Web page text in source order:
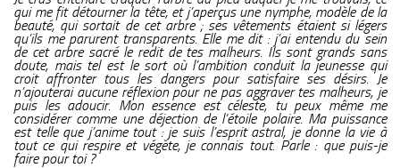
qui me fit détourner la tête, et j’aperçus une nymphe, modèle de la
beauté, qui sortait de cet arbre ; ses vêtements étaient si légers
qu’ils me parurent transparents. Elle me dit : j’ai entendu du sein
de cet arbre sacré le redit de tes malheurs. Ils sont grands sans
doute, mais tel est le sort où l’ambition conduit la jeunesse qui
croit affronter tous les dangers pour satisfaire ses désirs. Je
n’ajouterai aucune réflexion pour ne pas aggraver tes malheurs, je
puis les adoucir. Mon essence est céleste, tu peux même me
considérer comme une déjection de l’étoile polaire. Ma puissance
est telle que j’anime tout : je suis l’esprit astral, je donne la vie à
tout ce qui respire et végète, je connais tout. Parle : que puis-je
faire pour toi ?